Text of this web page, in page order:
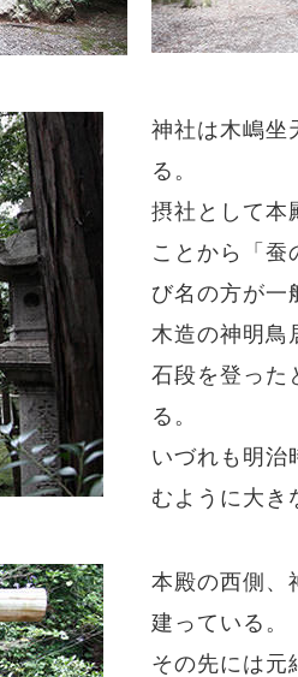
神社は木嶋坐
る。
摂社として本
ことから「蚕
び名の方が一
木造の神明鳥
石段を登った
る。
いづれも明治
むように大き
本殿の西側、
建っている。
その先には元